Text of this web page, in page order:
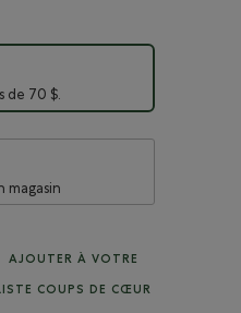
de 70 $.
magasin
AJOUTER À VOTRE
COUPS DE CŒUR